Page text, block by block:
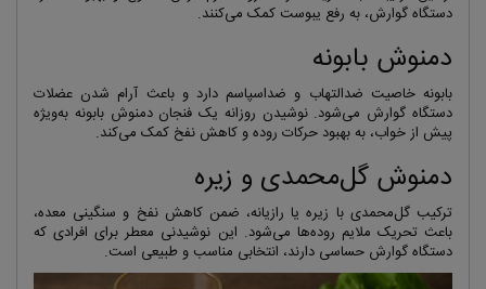
دستگاه گوارش، به رفع یبوست کمک می‌کنند.
دمنوش بابونه
بابونه خاصیت ضدالتهاب و ضداسپاسم دارد و باعث آرام شدن عضلات
دستگاه گوارش می‌شود. نوشیدن روزانه یک فنجان دمنوش بابونه به‌ویژه
پیش از خواب، به بهبود حرکات روده و کاهش نفخ کمک می‌کند.
دمنوش گل‌محمدی و زیره
ترکیب گل‌محمدی با زیره یا رازیانه، ضمن کاهش نفخ و سنگینی معده،
باعث تحریک ملایم روده‌ها می‌شود. این نوشیدنی معطر برای افرادی که
دستگاه گوارش حساسی دارند، انتخابی مناسب و طبیعی است.